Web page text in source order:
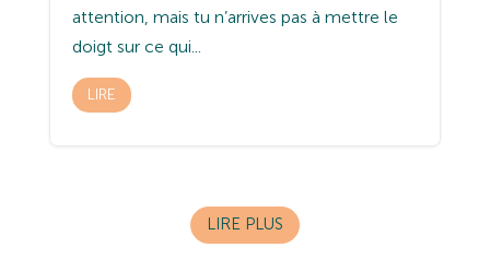
attention, mais tu n’arrives pas à mettre le
doigt sur ce qui...
LIRE
LIRE PLUS